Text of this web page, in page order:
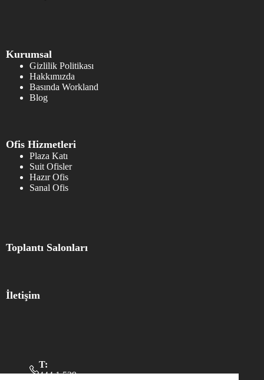
Kurumsal
Gizlilik Politikası
Hakkımızda
Basında Workland
Blog
Ofis Hizmetleri
Plaza Katı
Suit Ofisler
Hazır Ofis
Sanal Ofis
Toplantı Salonları
İletişim
T:
444 1 539